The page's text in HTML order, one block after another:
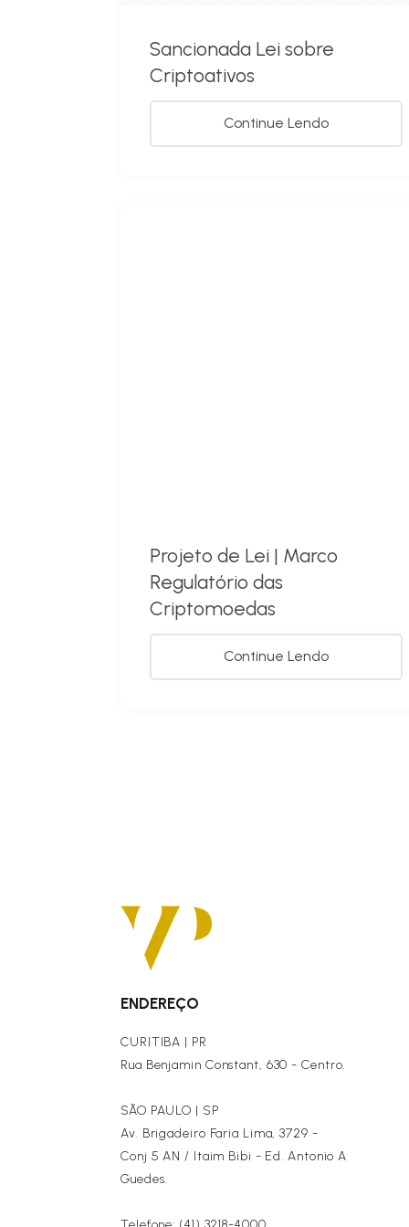
Sancionada Lei sobre
Criptoativos
Continue Lendo
Projeto de Lei | Marco
Regulatório das
Criptomoedas
Continue Lendo
ENDEREÇO
CURITIBA | PR
Rua Benjamin Constant, 630 - Centro.
SÃO PAULO | SP
Av. Brigadeiro Faria Lima, 3729 -
Conj 5 AN / Itaim Bibi - Ed. Antonio A
Guedes.